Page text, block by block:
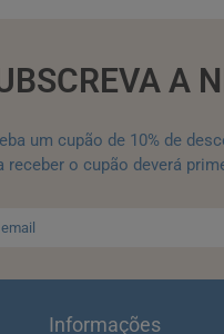
A
um cupão de 10% de
receber o cupão deverá
Informações